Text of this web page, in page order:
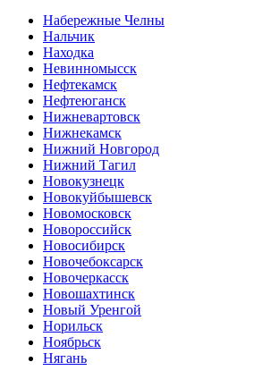
Набережные Челны
Нальчик
Находка
Невинномысск
Нефтекамск
Нефтеюганск
Нижневартовск
Нижнекамск
Нижний Новгород
Нижний Тагил
Новокузнецк
Новокуйбышевск
Новомосковск
Новороссийск
Новосибирск
Новочебоксарск
Новочеркасск
Новошахтинск
Новый Уренгой
Норильск
Ноябрьск
Нягань